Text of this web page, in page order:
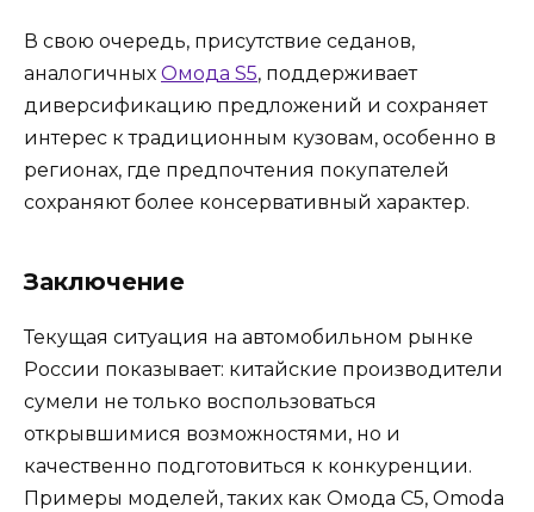
В свою очередь, присутствие седанов,
аналогичных Омода S5, поддерживает
диверсификацию предложений и сохраняет
интерес к традиционным кузовам, особенно в
регионах, где предпочтения покупателей
сохраняют более консервативный характер.
Заключение
Текущая ситуация на автомобильном рынке
России показывает: китайские производители
сумели не только воспользоваться
открывшимися возможностями, но и
качественно подготовиться к конкуренции.
Примеры моделей, таких как Омода C5, Omoda